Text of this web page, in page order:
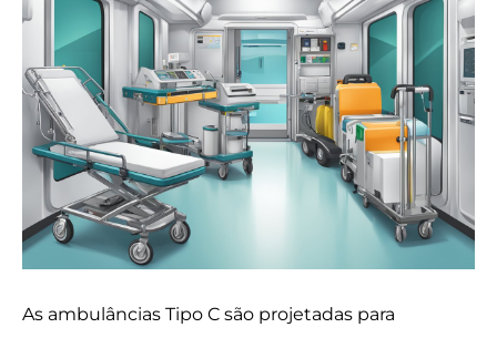
As ambulâncias Tipo C são projetadas para